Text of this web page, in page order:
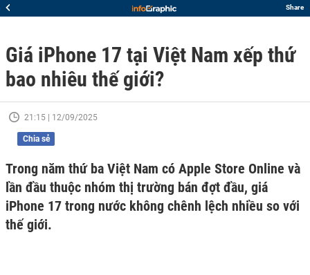
Share
Giá iPhone 17 tại Việt Nam xếp thứ
bao nhiêu thế giới?
21:15 | 12/09/2025
Chia sẻ
Trong năm thứ ba Việt Nam có Apple Store Online và
lần đầu thuộc nhóm thị trường bán đợt đầu, giá
iPhone 17 trong nước không chênh lệch nhiều so với
thế giới.